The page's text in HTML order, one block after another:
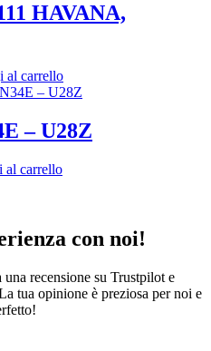
HAVANA,
al carrello
– U28Z
al carrello
con noi!
recensione su Trustpilot e
tua opinione è preziosa per noi e